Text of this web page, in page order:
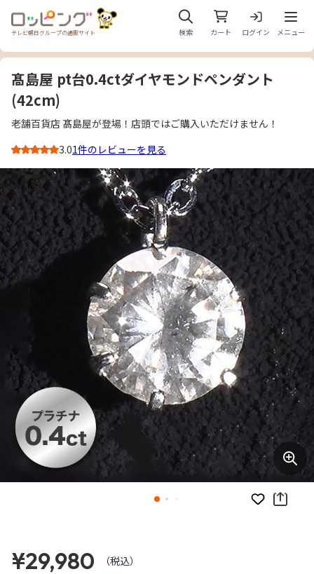
テレビ朝日グループの通販サイト 検索 カート ログイン
メニ
メニュー
お気に入り
髙島屋 pt台0.4ctダイヤモンドペンダント
(42cm)
老舗百貨店 髙島屋が登場！店頭ではご購入いただけません！
3.01件のレビューを見る
¥29,980
（税込）